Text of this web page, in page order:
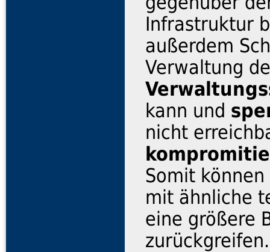
Infrastruktur
außerdem
Verwaltung
kann und
nicht
Somit
mit ähnliche
eine größere
zurückgreifen.